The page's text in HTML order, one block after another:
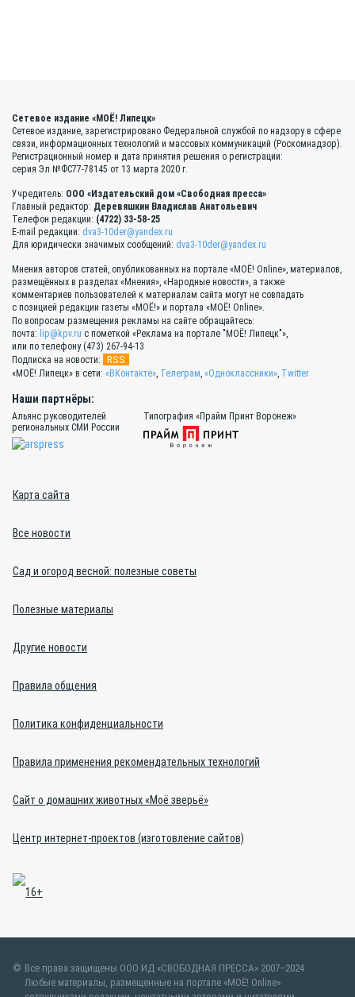
Сетевое издание «МОЁ! Липецк»
Сетевое издание, зарегистрировано Федеральной службой по надзору в сфере
связи, информационных технологий и массовых коммуникаций (Роскомнадзор).
Регистрационный номер и дата принятия решения о регистрации:
серия Эл №ФС77-78145 от 13 марта 2020 г.
Учредитель: ООО «Издательский дом «Свободная пресса»
Главный редактор: Деревяшкин Владислав Анатольевич
Телефон редакции: (4722) 33-58-25
E-mail редакции: dva3-10der@yandex.ru
Для юридически значимых сообщений: dva3-10der@yandex.ru
Мнения авторов статей, опубликованных на портале «МОЁ! Online», материалов,
размещённых в разделах «Мнения», «Народные новости», а также
комментариев пользователей к материалам сайта могут не совпадать
с позицией редакции газеты «МОЁ!» и портала «МОЁ! Online».
По вопросам размещения рекламы на сайте обращайтесь:
почта: lip@kpv.ru с пометкой «Реклама на портале "МОЁ! Липецк"»,
или по телефону (473) 267-94-13
Подписка на новости:
RSS
«МОЁ! Липецк» в сети: «ВКонтакте» Телеграм «Одноклассники» Twitter
Наши партнёры:
Альянс руководителей
региональных СМИ России
Типография «Прайм Принт Воронеж»
Карта сайта
Все новости
Сад и огород весной: полезные советы
Полезные материалы
Другие новости
Правила общения
Политика конфиденциальности
Правила применения рекомендательных технологий
Сайт о домашних животных «Моё зверьё»
Центр интернет-проектов (изготовление сайтов)
Все права защищены ООО ИД «СВОБОДНАЯ ПРЕССА» 2007–2024
Любые материалы, размещенные на портале «МОЁ! Online»